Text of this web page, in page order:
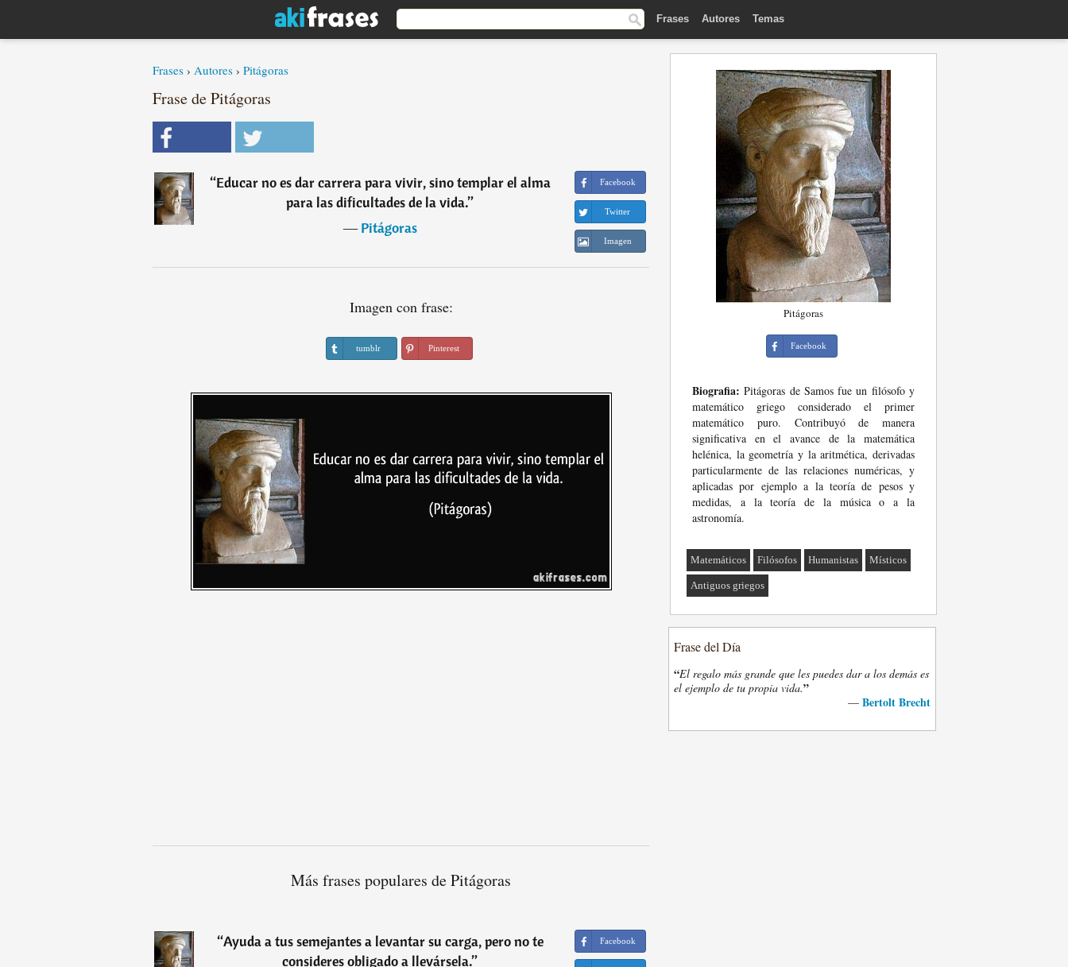
Frases Autores Temas
Frases › Autores › Pitágoras
Frase de Pitágoras
“Educar no es dar carrera para vivir, sino templar el alma
para las dificultades de la vida.”
―Pitágoras
Facebook
Twitter
Imagen
Imagen con frase:
tumblr Pinterest
Más frases populares de Pitágoras
“Ayuda a tus semejantes a levantar su carga, pero no te
consideres obligado a llevársela.”
Facebook
Pitágoras
Facebook
Biografia: Pitágoras de Samos fue un filósofo y
matemático griego considerado el primer
matemático puro. Contribuyó de manera
significativa en el avance de la matemática
helénica, la geometría y la aritmética, derivadas
particularmente de las relaciones numéricas, y
aplicadas por ejemplo a la teoría de pesos y
medidas, a la teoría de la música o a la
astronomía.
Matemáticos Filósofos Humanistas Místicos
Antiguos griegos
Frase del Día
“El regalo más grande que les puedes dar a los demás es
el ejemplo de tu propia vida.”
— Bertolt Brecht